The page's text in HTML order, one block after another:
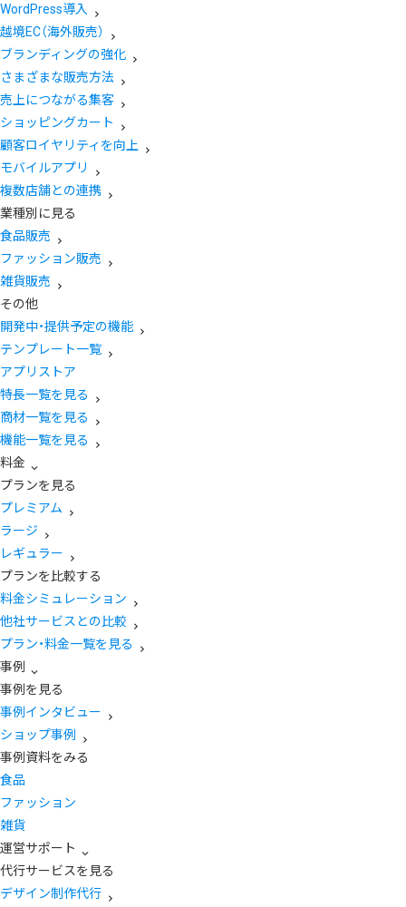
WordPress導入
越境EC（海外販売）
ブランディングの強化
さまざまな販売方法
売上につながる集客
ショッピングカート
顧客ロイヤリティを向上
モバイルアプリ
複数店舗との連携
業種別に見る
食品販売
ファッション販売
雑貨販売
その他
開発中・提供予定の機能
テンプレート一覧
アプリストア
特長一覧を見る
商材一覧を見る
機能一覧を見る
料金
プランを見る
プレミアム
ラージ
レギュラー
プランを比較する
料金シミュレーション
他社サービスとの比較
プラン・料金一覧を見る
事例
事例を見る
事例インタビュー
ショップ事例
事例資料をみる
食品
ファッション
雑貨
運営サポート
代行サービスを見る
デザイン制作代行